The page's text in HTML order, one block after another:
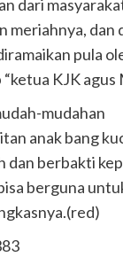
dari
meriahnya, dan
pula
“ketua KJK
mudahan
anak bang
dan berbakti
berguna